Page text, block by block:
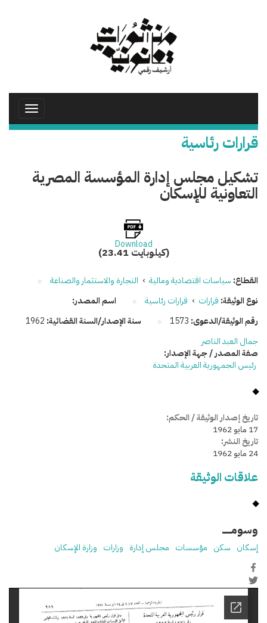
Toggle
قرارات رئاسية
تشكيل مجلس إدارة المؤسسة المصرية
التعاونية للإسكان
Download
(23.41 كيلوبايت)
القطاع: سياسات اقتصادية ومالية › التجارة والاستثمار والصناعة
نوع الوثيقة: قرارات › قرارات رئاسية
رقم الوثيقة/الدعوى: 1573 سنة الإصدار/السنة القضائية: 1962
اسم المصدر:
جمال العبد الناصر
صفة المصدر / جهة الإصدار:
رئيس الجمهورية العربية المتحدة
تاريخ إصدار الوثيقة / الحكم:
17 مايو 1962
تاريخ النشر:
24 مايو 1962
علاقات الوثيقة
وسومـــــ
إسكان سكن مؤسسات مجلس إدارة وزارات وزارة الإسكان